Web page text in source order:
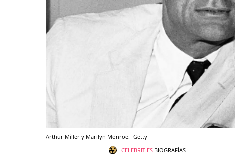
Arthur Miller y Marilyn Monroe. Getty
CELEBRITIES BIOGRAFÍAS